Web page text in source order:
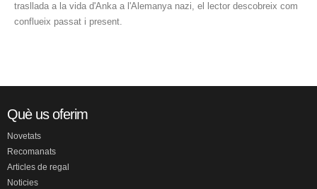
trasllada a la vida d'Anka a l'Alemanya nazi, el lector descobreix com
conflueix passat i present.
Què us oferim
Novetats
Recomanats
Articles de regal
Noticies